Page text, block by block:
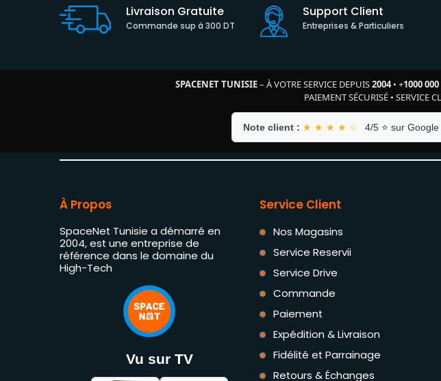
Livraison Gratuite
Commande sup à 300 DT
Support Client
Entreprises & Particuliers
SPACENET TUNISIE– À VOTRE SERVICE DEPUIS2004• +1000 000
PAIEMENT SÉCURISÉ • SERVICE
Note client : ★ ★ ★ ★ ☆ 4/5 ⭐ sur
À Propos
SpaceNet Tunisie a démarré en
2004, est une entreprise de
référence dans le domaine du
High-Tech
Vu sur TV
Service Client
Nos Magasins
Service Reservii
Service Drive
Commande
Paiement
Expédition & Livraison
Fidélité et Parrainage
Retours & Échanges